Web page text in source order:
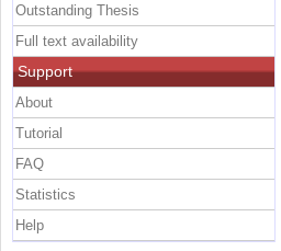
Outstanding Thesis
Full text availability
Support
About
Tutorial
FAQ
Statistics
Help